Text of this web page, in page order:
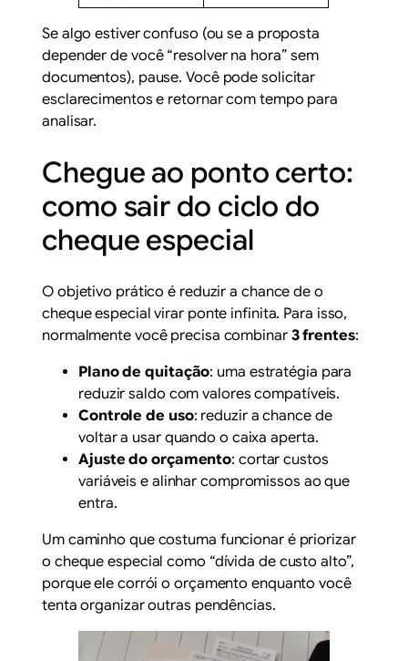
Se algo estiver confuso (ou se a proposta
depender de você “resolver na hora” sem
documentos), pause. Você pode solicitar
esclarecimentos e retornar com tempo para
analisar.
Chegue ao ponto certo:
como sair do ciclo do
cheque especial
O objetivo prático é reduzir a chance de o
cheque especial virar ponte infinita. Para isso,
normalmente você precisa combinar 3 frentes:
Plano de quitação: uma estratégia para
reduzir saldo com valores compatíveis.
Controle de uso: reduzir a chance de
voltar a usar quando o caixa aperta.
Ajuste do orçamento: cortar custos
variáveis e alinhar compromissos ao que
entra.
Um caminho que costuma funcionar é priorizar
o cheque especial como “dívida de custo alto”,
porque ele corrói o orçamento enquanto você
tenta organizar outras pendências.